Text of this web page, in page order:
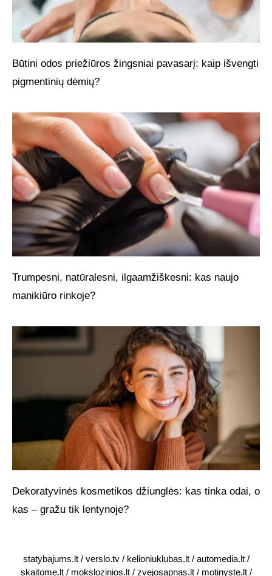
Būtini odos priežiūros žingsniai pavasarį: kaip išvengti
pigmentinių dėmių?
Trumpesni, natūralesni, ilgaamžiškesni: kas naujo
manikiūro rinkoje?
Dekoratyvinės kosmetikos džiunglės: kas tinka odai, o
kas – gražu tik lentynoje?
statybajums.lt/ verslo.tv/ kelioniuklubas.lt/ automedia.lt/
skaitome.lt/ mokslozinios.lt/ zvejosapnas.lt/ motinyste.lt/